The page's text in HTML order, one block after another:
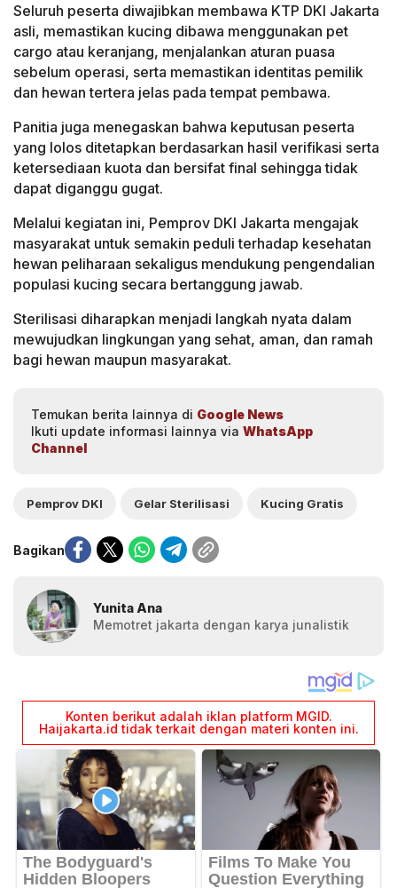
Seluruh peserta diwajibkan membawa KTP DKI Jakarta
asli, memastikan kucing dibawa menggunakan pet
cargo atau keranjang, menjalankan aturan puasa
sebelum operasi, serta memastikan identitas pemilik
dan hewan tertera jelas pada tempat pembawa.
Panitia juga menegaskan bahwa keputusan peserta
yang lolos ditetapkan berdasarkan hasil verifikasi serta
ketersediaan kuota dan bersifat final sehingga tidak
dapat diganggu gugat.
Melalui kegiatan ini, Pemprov DKI Jakarta mengajak
masyarakat untuk semakin peduli terhadap kesehatan
hewan peliharaan sekaligus mendukung pengendalian
populasi kucing secara bertanggung jawab.
Sterilisasi diharapkan menjadi langkah nyata dalam
mewujudkan lingkungan yang sehat, aman, dan ramah
bagi hewan maupun masyarakat.
Temukan berita lainnya di Google News
Ikuti update informasi lainnya via WhatsApp
Channel
Pemprov DKI Gelar Sterilisasi Kucing Gratis
Bagikan
Yunita Ana
Memotret jakarta dengan karya junalistik